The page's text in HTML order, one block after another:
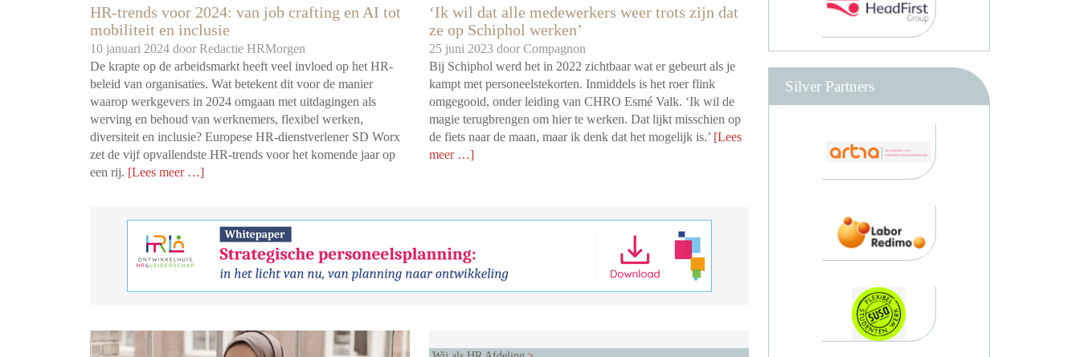
HR-trends voor 2024: van job crafting en AI tot
mobiliteit en inclusie
10 januari 2024 door Redactie HRMorgen
De krapte op de arbeidsmarkt heeft veel invloed op het HR-
beleid van organisaties. Wat betekent dit voor de manier
waarop werkgevers in 2024 omgaan met uitdagingen als
werving en behoud van werknemers, flexibel werken,
diversiteit en inclusie? Europese HR-dienstverlener SD Worx
zet de vijf opvallendste HR-trends voor het komende jaar op
een rij. [Lees meer …]
‘Ik wil dat alle medewerkers weer trots zijn dat
ze op Schiphol werken’
25 juni 2023 door Compagnon
Bij Schiphol werd het in 2022 zichtbaar wat er gebeurt als je
kampt met personeelstekorten. Inmiddels is het roer flink
omgegooid, onder leiding van CHRO Esmé Valk. ‘Ik wil de
magie terugbrengen om hier te werken. Dat lijkt misschien op
de fiets naar de maan, maar ik denk dat het mogelijk is.’ [Lees
meer …]
Silver Partners